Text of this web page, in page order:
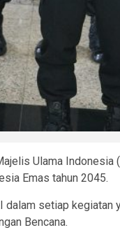
Ulama
Emas tahun 2045.
setiap
Bencana.